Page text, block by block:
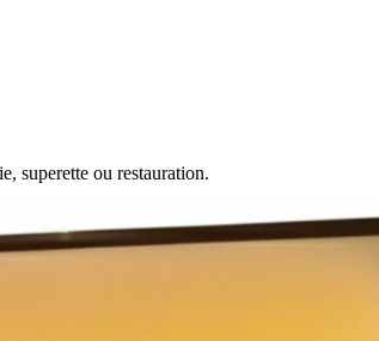
superette ou restauration.